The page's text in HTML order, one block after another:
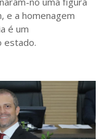
e a homenagem
é um
estado.